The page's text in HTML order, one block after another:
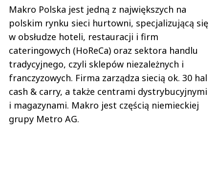
Makro Polska jest jedną z największych na
polskim rynku sieci hurtowni, specjalizującą się
w obsłudze hoteli, restauracji i firm
cateringowych (HoReCa) oraz sektora handlu
tradycyjnego, czyli sklepów niezależnych i
franczyzowych. Firma zarządza siecią ok. 30 hal
cash & carry, a także centrami dystrybucyjnymi
i magazynami. Makro jest częścią niemieckiej
grupy Metro AG.